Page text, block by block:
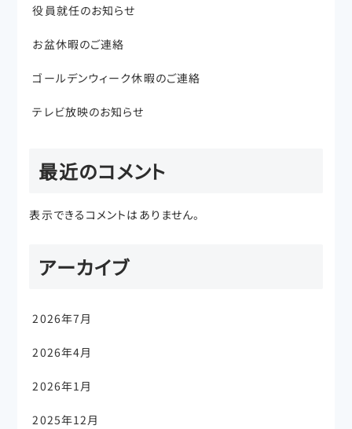
役員就任のお知らせ
お盆休暇のご連絡
ゴールデンウィーク休暇のご連絡
テレビ放映のお知らせ
最近のコメント
表示できるコメントはありません。
アーカイブ
2026年7月
2026年4月
2026年1月
2025年12月